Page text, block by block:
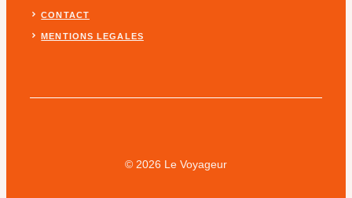
CONTACT
MENTIONS LEGALES
© 2026 Le Voyageur